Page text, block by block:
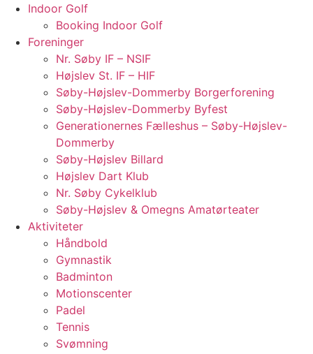
Indoor Golf
Booking Indoor Golf
Foreninger
Nr. Søby IF – NSIF
Højslev St. IF – HIF
Søby-Højslev-Dommerby Borgerforening
Søby-Højslev-Dommerby Byfest
Generationernes Fælleshus – Søby-Højslev-
Dommerby
Søby-Højslev Billard
Højslev Dart Klub
Nr. Søby Cykelklub
Søby-Højslev & Omegns Amatørteater
Aktiviteter
Håndbold
Gymnastik
Badminton
Motionscenter
Padel
Tennis
Svømning